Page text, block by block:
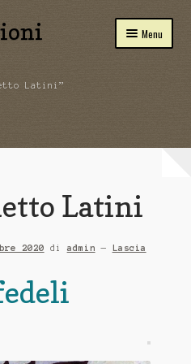
Menu
Latini”
Latini
2020 di admin — Lascia